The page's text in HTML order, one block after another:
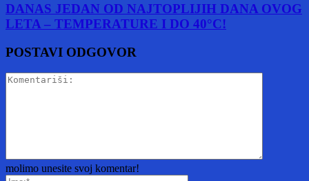
DANAS JEDAN OD NAJTOPLIJIH DANA OVOG
LETA – TEMPERATURE I DO 40°C!
POSTAVI ODGOVOR
molimo unesite svoj komentar!